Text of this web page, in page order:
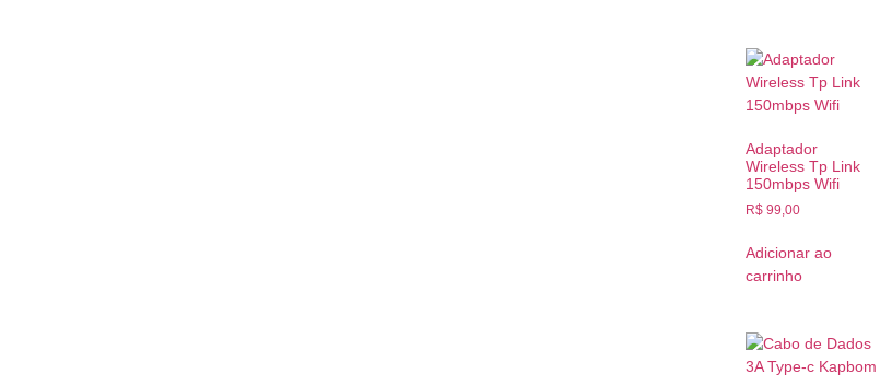
Adaptador
Wireless Tp Link
150mbps Wifi
R$ 99,00
Adicionar ao
carrinho